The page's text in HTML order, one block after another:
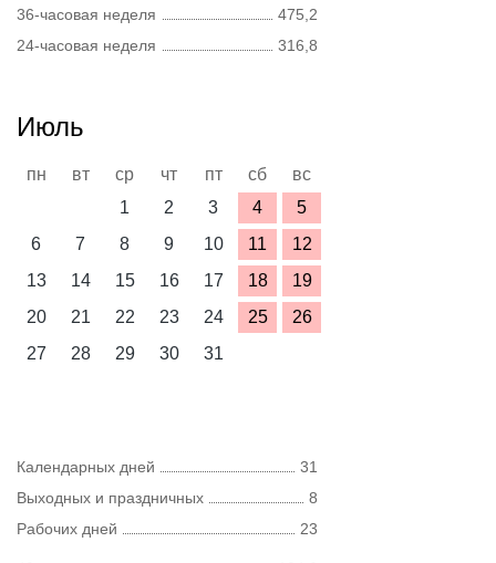
36-часовая неделя
475,2
24-часовая неделя
316,8
Июль
пн вт ср чт пт сб
вс
1
2 3 4
5
6
7 8 9 10 11
12
13
14 15 16 17 18
19
20
21 22 23 24 25
26
27
28 29 30 31
Календарных дней
31
Выходных и праздничных
8
Рабочих дней
23